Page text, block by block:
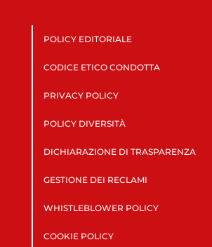
POLICY EDITORIALE
CODICE ETICO CONDOTTA
PRIVACY POLICY
POLICY DIVERSITÀ
DICHIARAZIONE DI TRASPARENZA
GESTIONE DEI RECLAMI
WHISTLEBLOWER POLICY
COOKIE POLICY